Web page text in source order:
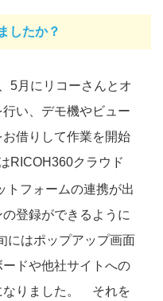
したか？
5月にリコーさんとオ
い、デモ機やビュー
借りして作業を開始
RICOH360クラウド
トフォームの連携が出
登録ができるように
にはポップアップ画面
ドや他社サイトへの
なりました。 それを